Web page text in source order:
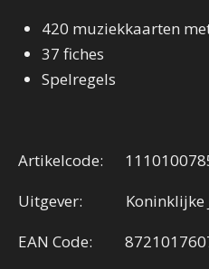
420 muziekkaarten
37 fiches
Spelregels
Artikelcode:
Uitgever: Koninklijke
EAN Code: